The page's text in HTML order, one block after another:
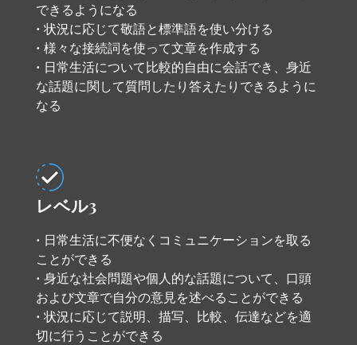
できるようになる
• 状況に応じて敬語と標準語を使い分ける
• 様々な接続詞を使って文章を作成する
• 日常生活について比較的自由に会話でき、身近
な話題に関して質問したり答えたりできるように
なる
レベル3
• 日常生活に不便なくコミュニケーションを取る
ことができる
• 身近な社会問題や個人的な話題について、口頭
および文章で自分の意見を述べることができる
• 状況に応じて説明、描写、比較、伝達などを適
切に行うことができる